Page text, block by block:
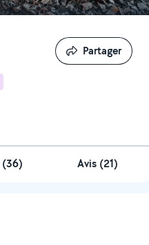
Partager
Partager
(36) Avis (21)